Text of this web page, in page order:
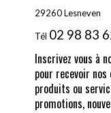
29260 Lesneven
Tél 02 98 83
Inscrivez vous à
pour recevoir
produits ou
promotions,